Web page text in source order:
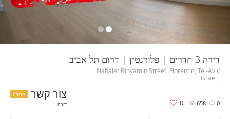
דירה 3 חדרים | פלורנטין | דרום תל אביב
Nahalat Binyamin Street, Florentin, Tel-Aviv
צור קשר מכירה
דירה
658 0
0